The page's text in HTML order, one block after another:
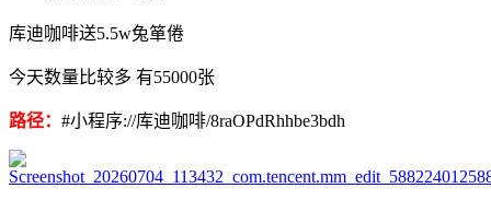
库迪咖啡送5.5w兔箪倦
今天数量比较多 有55000张
路径： #小程序://库迪咖啡/8raOPdRhhbe3bdh